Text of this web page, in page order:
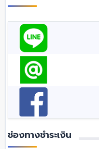
ช่องทางชำระเงิน